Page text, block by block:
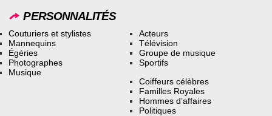
PERSONNALITÉS
Couturiers et stylistes
Mannequins
Égéries
Photographes
Musique
Acteurs
Télévision
Groupe de musique
Sportifs
Coiffeurs célèbres
Familles Royales
Hommes d’affaires
Politiques